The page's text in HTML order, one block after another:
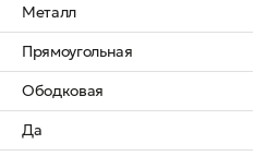
Металл
Прямоугольная
Ободковая
Да